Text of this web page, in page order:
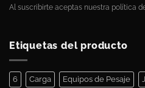
Al suscribirte aceptas nuestra política
Etiquetas del producto
6 Carga Equipos de Pesaje